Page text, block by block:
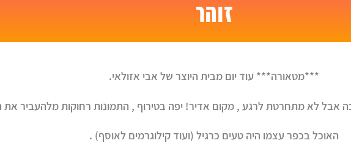
זוהר
***מטאורה*** עוד יום מבית היוצר של אבי אזולאי.
אבל לא מתחרטת לרגע , מקום אדיר! יפה בטירוף , התמונות רחוקות מלהעביר
האוכל בכפר עצמו היה טעים כרגיל (ועוד קילוגרמים לאוסף) .